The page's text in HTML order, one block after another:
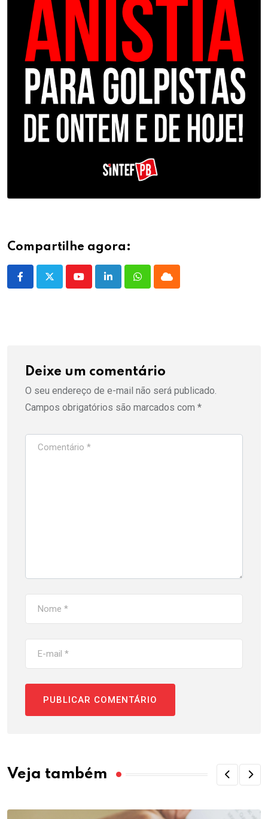
Compartilhe agora:
YoutubeLinkedInWhatsappCloud
Deixe um comentário
O seu endereço de e-mail não será publicado.
Campos obrigatórios são marcados com *
Veja também